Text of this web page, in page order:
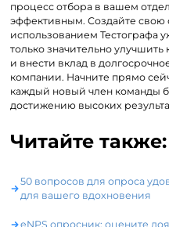
процесс отбора в вашем
эффективным. Создайте свою
использованием Тестографа
только значительно
и внести вклад в
компании. Начните прямо
каждый новый член команды
достижению высоких
Читайте также:
50 вопросов для опроса
для вашего вдохновения
eNPS опросник: оцените